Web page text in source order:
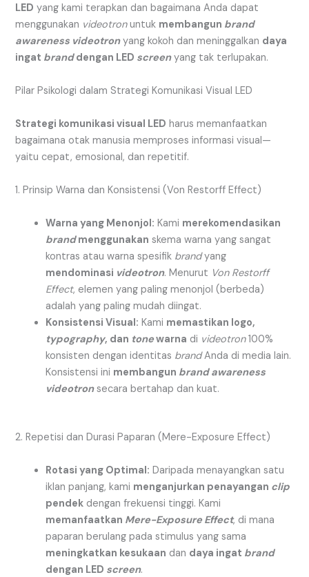
LED yang kami terapkan dan bagaimana Anda dapat
menggunakan videotronuntuk membangun brand
awareness videotronyang kokoh dan meninggalkan daya
ingat branddengan LED screenyang tak terlupakan.
Pilar Psikologi dalam Strategi Komunikasi Visual LED
Strategi komunikasi visual LED harus memanfaatkan
bagaimana otak manusia memproses informasi visual—
yaitu cepat, emosional, dan repetitif.
1. Prinsip Warna dan Konsistensi (Von Restorff Effect)
Warna yang Menonjol: Kami merekomendasikan
brandmenggunakan skema warna yang sangat
kontras atau warna spesifik brandyang
mendominasi videotron. Menurut Von Restorff
Effect, elemen yang paling menonjol (berbeda)
adalah yang paling mudah diingat.
Konsistensi Visual: Kami memastikan logo,
typography, dan tonewarna di videotron100%
konsisten dengan identitas brandAnda di media lain.
Konsistensi ini membangun brand awareness
videotronsecara bertahap dan kuat.
2. Repetisi dan Durasi Paparan (Mere-Exposure Effect)
Rotasi yang Optimal: Daripada menayangkan satu
iklan panjang, kami menganjurkan penayangan clip
pendek dengan frekuensi tinggi. Kami
memanfaatkan Mere-Exposure Effect, di mana
paparan berulang pada stimulus yang sama
meningkatkan kesukaan dan daya ingat brand
dengan LED screen.